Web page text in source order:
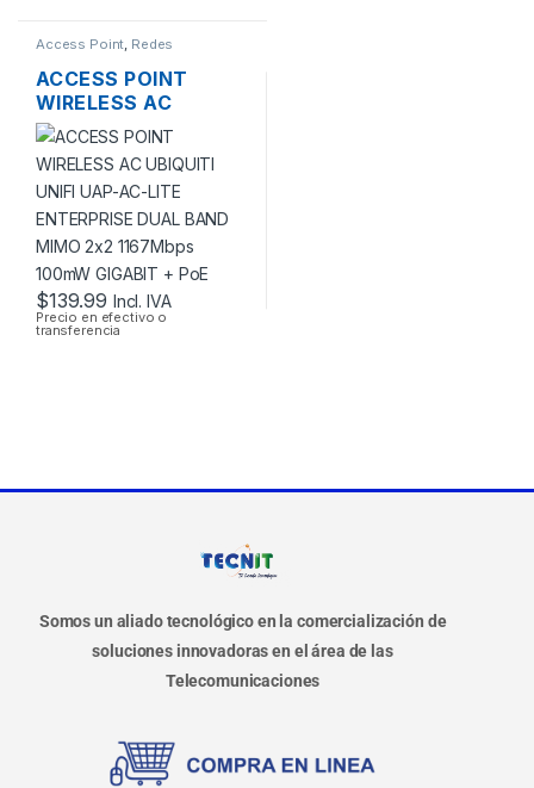
Access Point, Redes
ACCESS POINT
WIRELESS AC
UBIQUITI UNIFI UAP-
AC-LITE ENTERPRISE
DUAL BAND MIMO
2×2 1167MBPS
100MW GIGABIT +
POE
$139.99 Incl. IVA
Precio en efectivo o
transferencia
Somos un aliado tecnológico en la comercialización de
soluciones innovadoras en el área de las
Telecomunicaciones